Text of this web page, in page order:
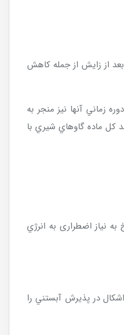
از زايش از جمله كاهش
زماني آنها نيز منجر به
آن شوند و بنابراين مانند يك چرخه معيوب عمل خواهند كرد.در هنگام بروز همه گيري هاي باليني در گله هاي شيري ممكن است تا25 درصد كل ماده گاوهاي شيري با
نياز اضطراری به انرژي
در پذيرش آبستني را